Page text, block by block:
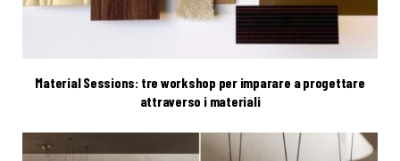
Material Sessions: tre workshop per imparare a progettare
attraverso i materiali